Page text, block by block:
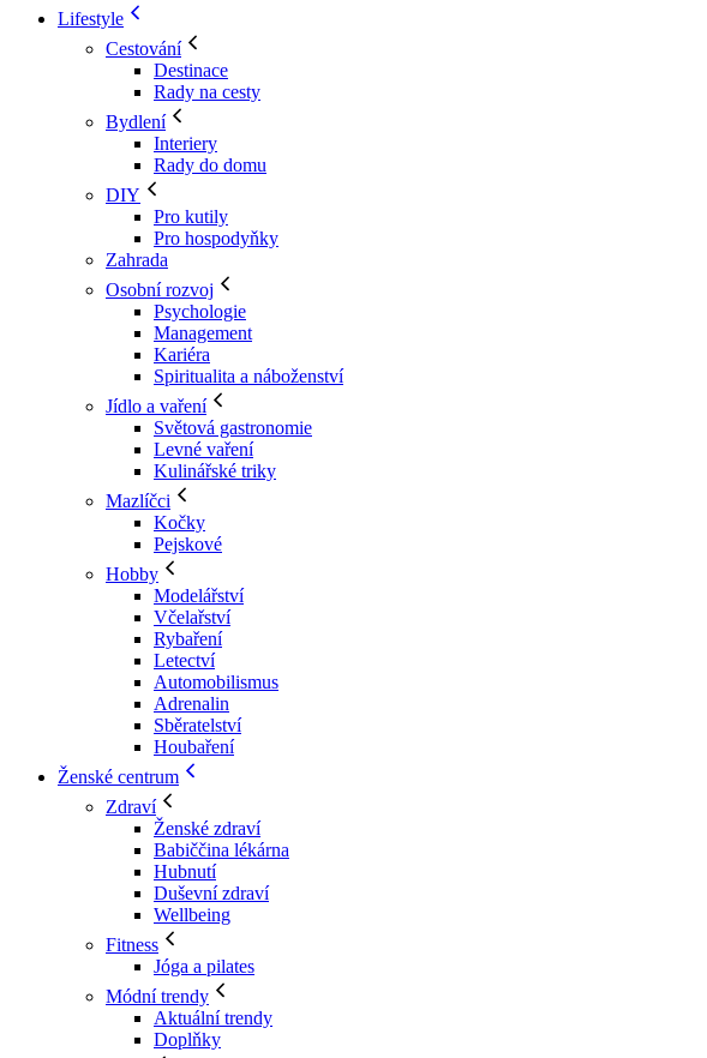
Lifestyle
Cestování
Destinace
Rady na cesty
Bydlení
Interiery
Rady do domu
DIY
Pro kutily
Pro hospodyňky
Zahrada
Osobní rozvoj
Psychologie
Management
Kariéra
Spiritualita a náboženství
Jídlo a vaření
Světová gastronomie
Levné vaření
Kulinářské triky
Mazlíčci
Kočky
Pejskové
Hobby
Modelářství
Včelařství
Rybaření
Letectví
Automobilismus
Adrenalin
Sběratelství
Houbaření
Ženské centrum
Zdraví
Ženské zdraví
Babiččina lékárna
Hubnutí
Duševní zdraví
Wellbeing
Fitness
Jóga a pilates
Módní trendy
Aktuální trendy
Doplňky